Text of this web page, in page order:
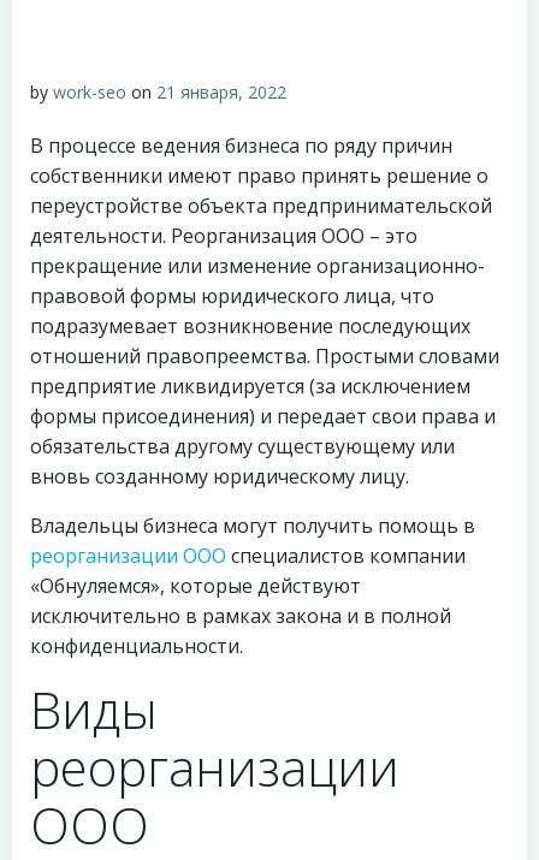
by work-seo on 21 января, 2022
В процессе ведения бизнеса по ряду причин
собственники имеют право принять решение о
переустройстве объекта предпринимательской
деятельности. Реорганизация ООО – это
прекращение или изменение организационно-
правовой формы юридического лица, что
подразумевает возникновение последующих
отношений правопреемства. Простыми словами
предприятие ликвидируется (за исключением
формы присоединения) и передает свои права и
обязательства другому существующему или
вновь созданному юридическому лицу.
Владельцы бизнеса могут получить помощь в
реорганизации ООО специалистов компании
«Обнуляемся», которые действуют
исключительно в рамках закона и в полной
конфиденциальности.
Виды
реорганизации
ООО